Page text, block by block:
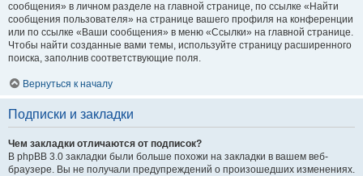
сообщения» в личном разделе на главной странице, по ссылке «Найти
сообщения пользователя» на странице вашего профиля на конференции
или по ссылке «Ваши сообщения» в меню «Ссылки» на главной странице.
Чтобы найти созданные вами темы, используйте страницу расширенного
поиска, заполнив соответствующие поля.
Вернуться к началу
Подписки и закладки
Чем закладки отличаются от подписок?
В phpBB 3.0 закладки были больше похожи на закладки в вашем веб-
браузере. Вы не получали предупреждений о произошедших изменениях.